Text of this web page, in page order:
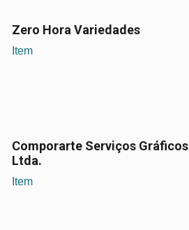
Zero Hora Variedades
Item
Comporarte Serviços Gráficos
Ltda.
Item